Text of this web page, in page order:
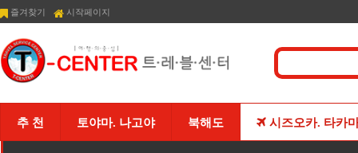
즐겨찾기 시작페이지
추 천 토야마. 나고야 북해도 시즈오카. 타카